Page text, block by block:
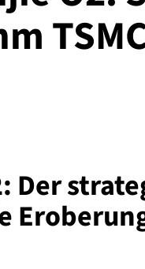
Der